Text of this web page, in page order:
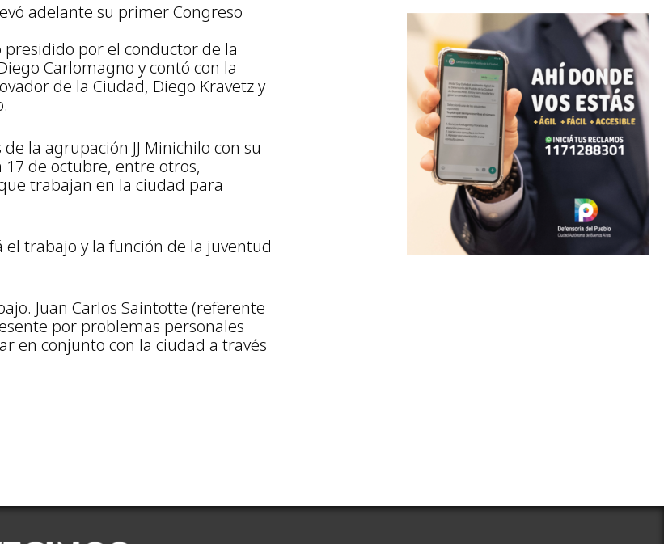
adelante su primer Congreso
presidido por el conductor de la
Carlomagno y contó con la
de la Ciudad, Diego Kravetz y
la agrupación JJ Minichilo con su
de octubre, entre otros,
trabajan en la ciudad para
trabajo y la función de la juventud
Juan Carlos Saintotte (referente
por problemas personales
en conjunto con la ciudad a través